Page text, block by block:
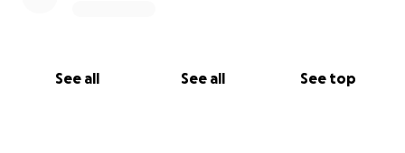
See all See all See top